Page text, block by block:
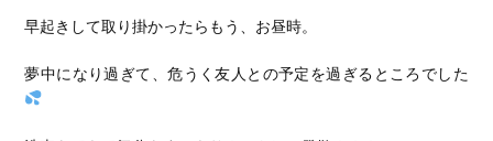
早起きして取り掛かったらもう、お昼時。
夢中になり過ぎて、危うく友人との予定を過ぎるところでした